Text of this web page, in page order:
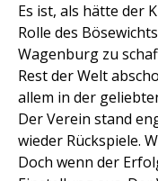
Es ist, als hätte der
Rolle des
Wagenburg zu
Rest der Welt
allem in der
Der Verein stand
wieder Rückspiele.
Doch wenn der